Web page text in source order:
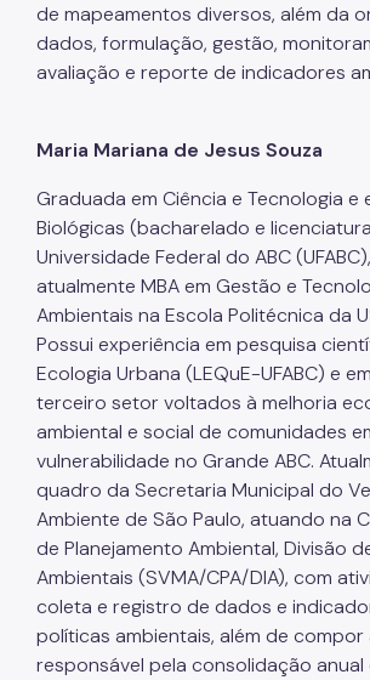
de mapeamentos diversos, além da
dados, formulação, gestão,
avaliação e reporte de indicadores
Maria Mariana de Jesus Souza
Graduada em Ciência e Tecnologia e
Biológicas (bacharelado e
Universidade Federal do ABC
atualmente MBA em Gestão e
Ambientais na Escola Politécnica da
Possui experiência em pesquisa
Ecologia Urbana (LEQuE-UFABC) e
terceiro setor voltados à melhoria
ambiental e social de comunidades
vulnerabilidade no Grande ABC.
quadro da Secretaria Municipal do
Ambiente de São Paulo, atuando na
de Planejamento Ambiental, Divisão
Ambientais (SVMA/CPA/DIA), com
coleta e registro de dados e
políticas ambientais, além de compor
responsável pela consolidação anual